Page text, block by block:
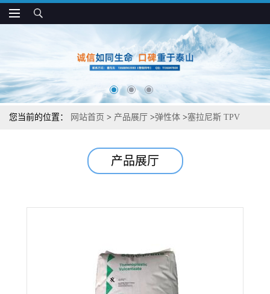
您当前的位置： 网站首页 > 产品展厅 >弹性体 >塞拉尼斯 TPV
产品展厅